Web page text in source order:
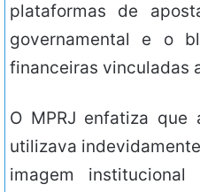
plataformas de
governamental e o
financeiras vinculadas
O MPRJ enfatiza que
utilizava
imagem